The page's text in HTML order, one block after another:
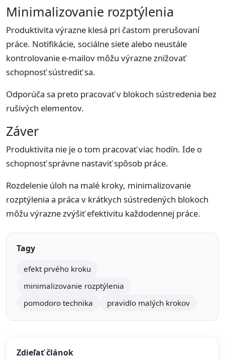
Minimalizovanie rozptýlenia
Produktivita výrazne klesá pri častom prerušovaní
práce. Notifikácie, sociálne siete alebo neustále
kontrolovanie e-mailov môžu výrazne znižovať
schopnosť sústrediť sa.
Odporúča sa preto pracovať v blokoch sústredenia bez
rušivých elementov.
Záver
Produktivita nie je o tom pracovať viac hodín. Ide o
schopnosť správne nastaviť spôsob práce.
Rozdelenie úloh na malé kroky, minimalizovanie
rozptýlenia a práca v krátkych sústredených blokoch
môžu výrazne zvýšiť efektivitu každodennej práce.
Tagy
efekt prvého kroku
minimalizovanie rozptýlenia
pomodoro technika
pravidlo malých krokov
Zdieľať článok